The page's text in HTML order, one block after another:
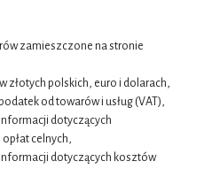
zamieszczone na stronie
złotych polskich, euro i dolarach,
od towarów i usług (VAT),
dotyczących
celnych,
dotyczących kosztów